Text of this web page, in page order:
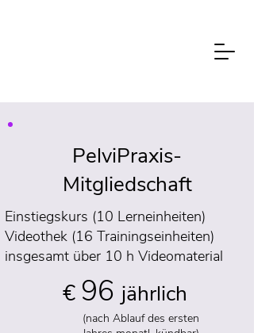
PelviPraxis-
Mitgliedschaft
Einstiegskurs (10 Lerneinheiten)
Videothek (16 Trainingseinheiten)
insgesamt über 10 h Videomaterial
€ 96 jährlich
(nach Ablauf des ersten